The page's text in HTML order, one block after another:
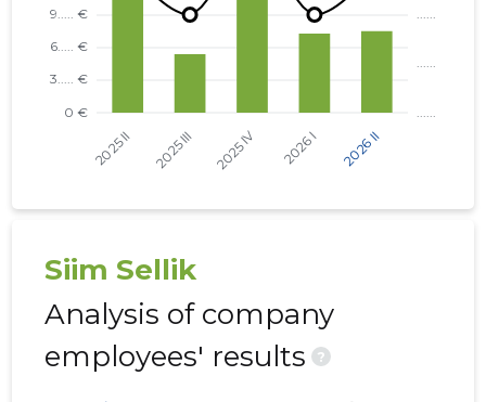
TARTU VALD, KÕRVEKÜLA ALEVIK, KÕRVE TN 20
NÕO VALD, NÕO ALEVIK, VESKI TN 34
KAMBJA VALD, SOINASTE KÜLA, KEVADE TN 6
KAMBJA VALD, SOINASTE KÜLA, KEVADE TN 2
KAMBJA VALD, SOINASTE KÜLA, KEVADE TN 4
Siim Sellik
Analysis of company
employees' results
?